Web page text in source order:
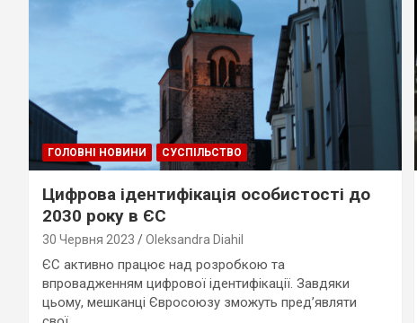
ГОЛОВНІ НОВИНИ СУСПІЛЬСТВО
Цифрова ідентифікація особистості до
2030 року в ЄС
30 Червня 2023 Oleksandra Diahil
ЄС активно працює над розробкою та
впровадженням цифрової ідентифікації. Завдяки
цьому, мешканці Євросоюзу зможуть пред’являти